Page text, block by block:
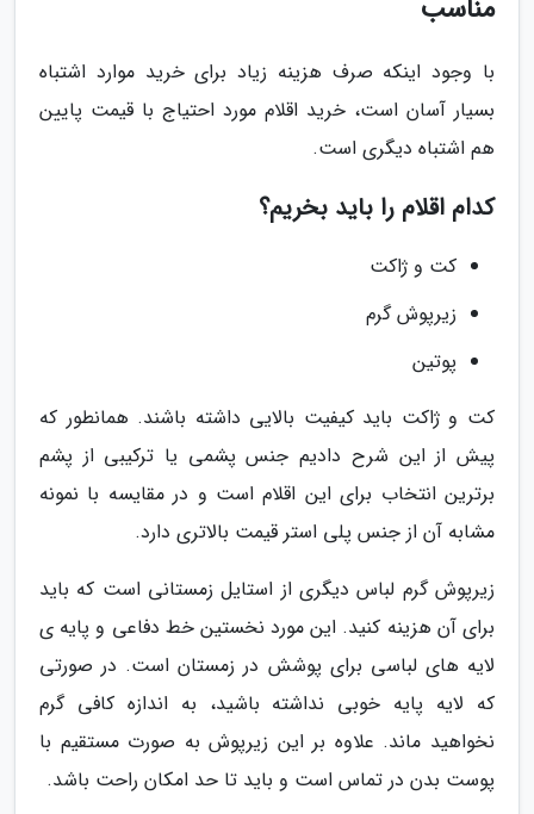
مناسب
با وجود اینکه صرف هزینه زیاد برای خرید موارد اشتباه
بسیار آسان است، خرید اقلام مورد احتیاج با قیمت پایین
هم اشتباه دیگری است.
کدام اقلام را باید بخریم؟
کت و ژاکت
زیرپوش گرم
پوتین
کت و ژاکت باید کیفیت بالایی داشته باشند. همانطور که
پیش از این شرح دادیم جنس پشمی یا ترکیبی از پشم
برترین انتخاب برای این اقلام است و در مقایسه با نمونه
مشابه آن از جنس پلی استر قیمت بالاتری دارد.
زیرپوش گرم لباس دیگری از استایل زمستانی است که باید
برای آن هزینه کنید. این مورد نخستین خط دفاعی و پایه ی
لایه های لباسی برای پوشش در زمستان است. در صورتی
که لایه پایه خوبی نداشته باشید، به اندازه کافی گرم
نخواهید ماند. علاوه بر این زیرپوش به صورت مستقیم با
پوست بدن در تماس است و باید تا حد امکان راحت باشد.